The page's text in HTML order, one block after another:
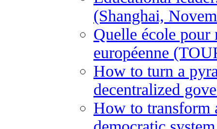
(Shanghai,
Quelle école pour
européenne
How to turn a
decentralized
How to transform